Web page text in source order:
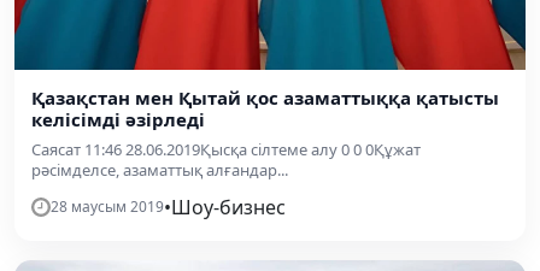
Қазақстан мен Қытай қос азаматтыққа қатысты
келісімді әзірледі
Саясат 11:46 28.06.2019Қысқа сілтеме алу 0 0 0Құжат
рәсімделсе, азаматтық алғандар...
28 маусым 2019•Шоу-бизнес